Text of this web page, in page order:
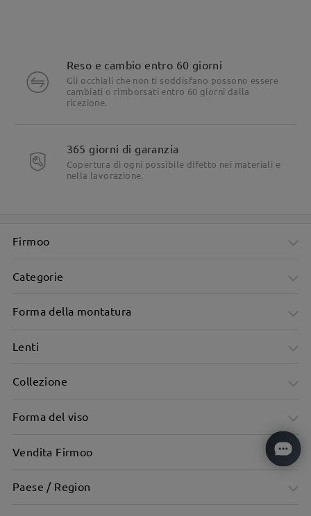
Reso e cambio entro 60 giorni
Gli occhiali che non ti soddisfano possono essere
cambiati o rimborsati entro 60 giorni dalla
ricezione.
365 giorni di garanzia
Copertura di ogni possibile difetto nei materiali e
nella lavorazione.
Firmoo
Categorie
Forma della montatura
Lenti
Collezione
Forma del viso
Vendita Firmoo
Paese / Region